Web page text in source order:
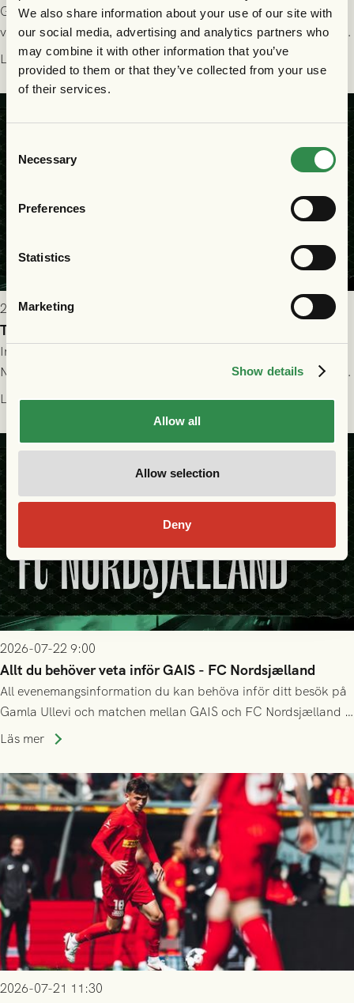
We also share information about your use of our site with
our social media, advertising and analytics partners who
may combine it with other information that you’ve
provided to them or that they’ve collected from your use
of their services.
Selection
Necessary
Preferences
Statistics
Marketing
Show details
Allow all
Allow selection
Deny
GAIS dominerade i första halvlek och skapade fler chanser,
välförtjänt fick de in ett ledningsmål strax innan halvtid. Efter
halvtidsvilan sjönk tempot när Nordsjälland tilläts ha mer av
bollen, men GAIS försvarade sig disciplinerat och säkrade en
seger! Matchfoto: Mikael Josefsson & Lasse Ekström
Läs mer
2026-07-22 19:00
Truppen till GAIS - FC Nordsjælland 23/7
Imorgon torsdag spelar GAIS herrar hemma mot FC
Nordsjælland på Gamla Ullevi med avspark kl 19.00! Fredrik
Holmberg och ledarstaben har tagit ut följande trupp till
Läs mer
2026-07-22 9:00
Allt du behöver veta inför GAIS - FC Nordsjælland
All evenemangsinformation du kan behöva inför ditt besök på
Gamla Ullevi och matchen mellan GAIS och FC Nordsjælland i
kvalet till Conference League! Avspark kl 19.00 på torsdag
Läs mer
2026-07-21 11:30